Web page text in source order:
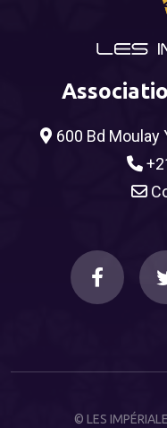
600 Bd Moulay
© LES